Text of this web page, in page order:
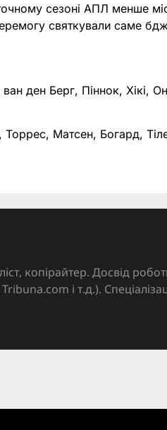
сезоні АПЛ менше
святкували саме
ден Берг, Піннок, Хікі,
Торрес, Матсен, Богард,
копірайтер. Досвід
і т.д.).